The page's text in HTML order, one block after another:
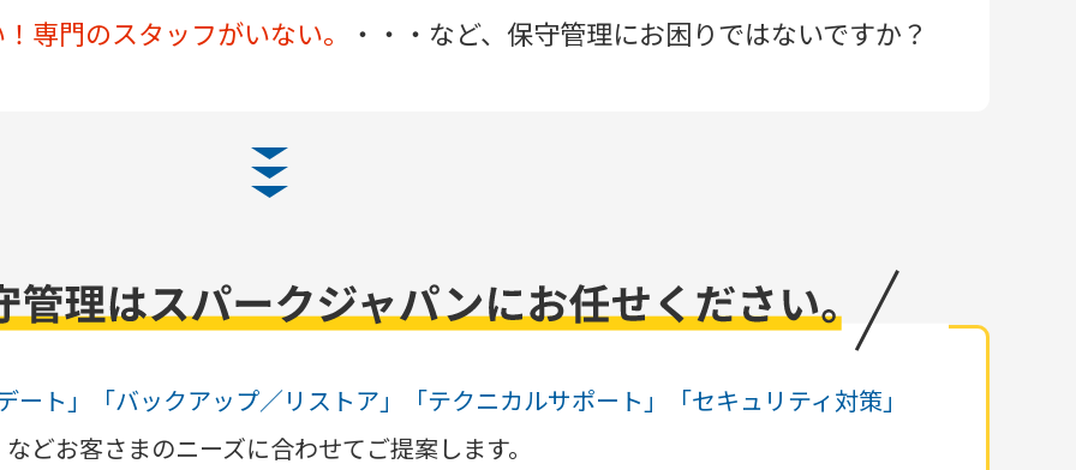
専門のスタッフがいない。 ・・・など、保守管理にお困りではないですか？
ト」「バックアップ／リストア」「テクニカルサポート」「セキュリティ対策」
などお客さまのニーズに合わせてご提案します。